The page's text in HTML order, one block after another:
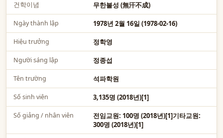
건학이념 무한불성 (無汗不成)
Ngày thành lập 1978년 2월 16일 (1978-02-16)
Hiệu trưởng 정학영
Người sáng lập 정종섭
Tên trường 석파학원
Số sinh viên 3,135명 (2018년)[1]
Số giảng / nhân viên
전임교원: 100명 (2018년)[1]기타교원:
300명 (2018년)[1]